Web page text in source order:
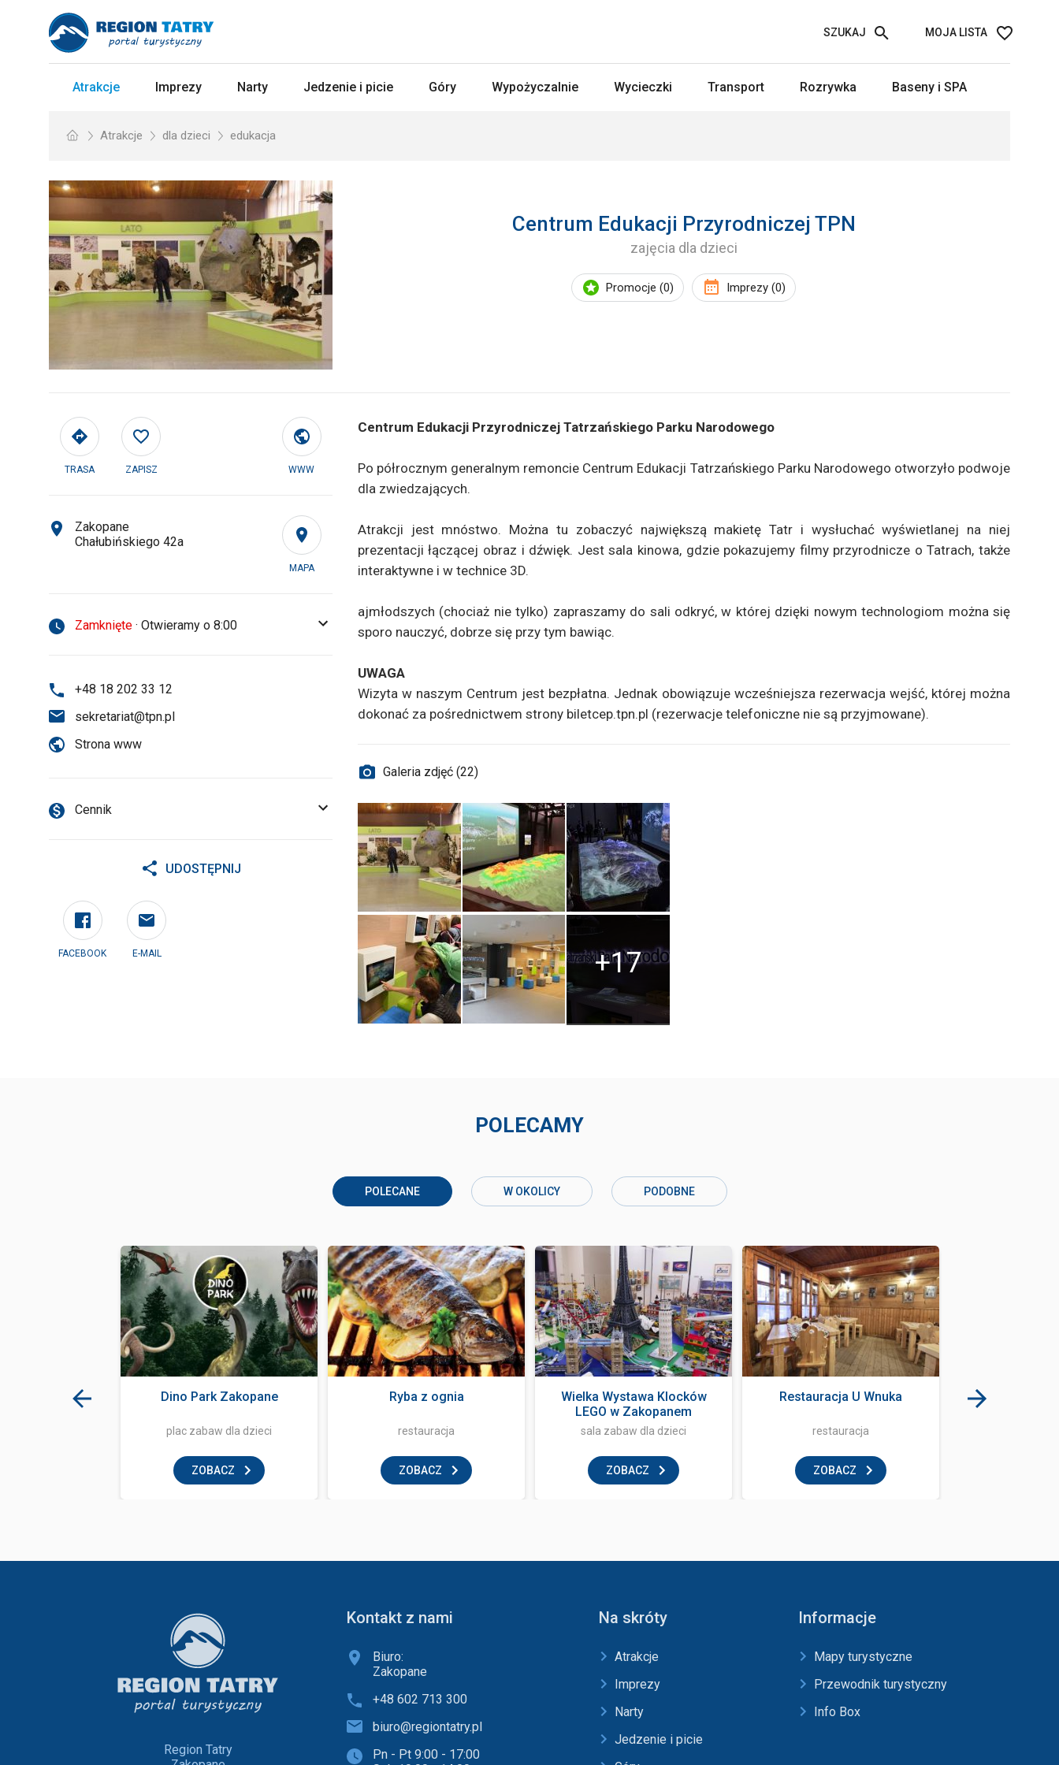
MOJA LISTA
SZUKAJ
Atrakcje Imprezy Narty Jedzenie i picie Góry Wypożyczalnie Wycieczki Transport Rozrywka Baseny i SPA
Atrakcje dla dzieci edukacja
Centrum Edukacji Przyrodniczej TPN
zajęcia dla dzieci
Promocje (0) Imprezy (0)
TRASA ZAPISZ WWW
MAPA
Zakopane
Chałubińskiego 42a
Zamknięte · Otwieramy o 8:00
+48 18 202 33 12
sekretariat@tpn.pl
Strona www
Cennik
UDOSTĘPNIJ
FACEBOOK E-MAIL
Centrum Edukacji Przyrodniczej Tatrzańskiego Parku Narodowego
Po półrocznym generalnym remoncie Centrum Edukacji Tatrzańskiego Parku Narodowego otworzyło podwoje
dla zwiedzających.
Atrakcji jest mnóstwo. Można tu zobaczyć największą makietę Tatr i wysłuchać wyświetlanej na niej
prezentacji łączącej obraz i dźwięk. Jest sala kinowa, gdzie pokazujemy filmy przyrodnicze o Tatrach, także
interaktywne i w technice 3D.
ajmłodszych (chociaż nie tylko) zapraszamy do sali odkryć, w której dzięki nowym technologiom można się
sporo nauczyć, dobrze się przy tym bawiąc.
UWAGA
Wizyta w naszym Centrum jest bezpłatna. Jednak obowiązuje wcześniejsza rezerwacja wejść, której można
dokonać za pośrednictwem strony biletcep.tpn.pl (rezerwacje telefoniczne nie są przyjmowane).
Galeria zdjęć (22)
+17
POLECAMY
POLECANE W OKOLICY PODOBNE
Zakopane Dino Park Zakopane
plac zabaw dla dzieci
ZOBACZ
Ryba z ognia
restauracja
ZOBACZ
Wielka Wystawa Klocków
LEGO w Zakopanem
sala zabaw dla dzieci
ZOBACZ
Restauracja U Wnuka
restauracja
ZOBACZ
Region Tatry
Kontakt z nami
Biuro:
Zakopane
+48 602 713 300
biuro@regiontatry.pl
Pn - Pt 9:00 - 17:00
Na skróty
Atrakcje
Imprezy
Narty
Jedzenie i picie
Informacje
Mapy turystyczne
Przewodnik turystyczny
Info Box